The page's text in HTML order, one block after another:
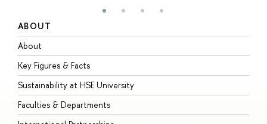
ABOUT
About
Key Figures & Facts
Sustainability at HSE University
Faculties & Departments